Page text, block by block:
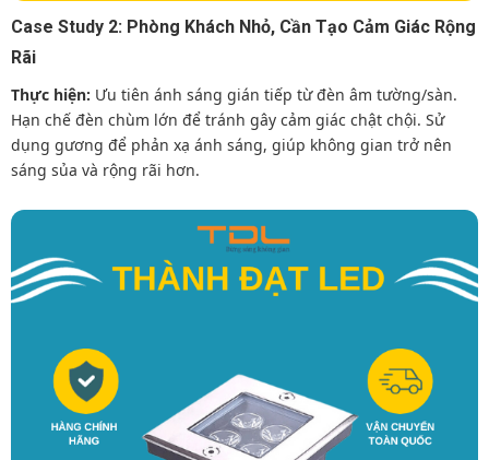
Case Study 2: Phòng Khách Nhỏ, Cần Tạo Cảm Giác Rộng
Rãi
Thực hiện: Ưu tiên ánh sáng gián tiếp từ đèn âm tường/sàn.
Hạn chế đèn chùm lớn để tránh gây cảm giác chật chội. Sử
dụng gương để phản xạ ánh sáng, giúp không gian trở nên
sáng sủa và rộng rãi hơn.